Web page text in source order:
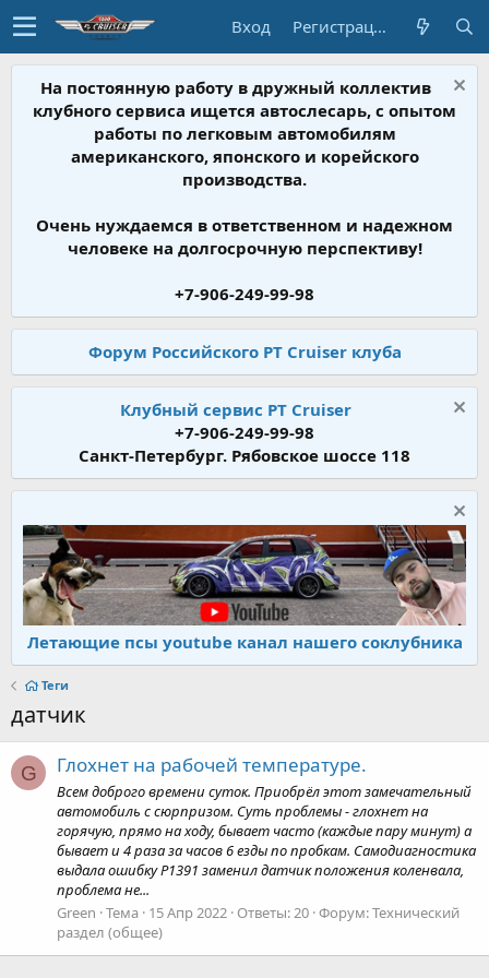
Вход Регистрация
На постоянную работу в дружный коллектив
клубного сервиса ищется автослесарь, с опытом
работы по легковым автомобилям
американского, японского и корейского
производства.
Очень нуждаемся в ответственном и надежном
человеке на долгосрочную перспективу!
+7-906-249-99-98
Форум Российского PT Cruiser клуба
Клубный сервис PT Cruiser
+7-906-249-99-98
Санкт-Петербург. Рябовское шоссе 118
Летающие псы youtube канал нашего соклубника
Теги
датчик
G Глохнет на рабочей температуре.
Всем доброго времени суток. Приобрёл этот замечательный
автомобиль с сюрпризом. Суть проблемы - глохнет на
горячую, прямо на ходу, бывает часто (каждые пару минут) а
бывает и 4 раза за часов 6 езды по пробкам. Самодиагностика
выдала ошибку P1391 заменил датчик положения коленвала,
проблема не...
Green Тема 15 Апр 2022 Ответы: 20 Форум:Технический
раздел (общее)